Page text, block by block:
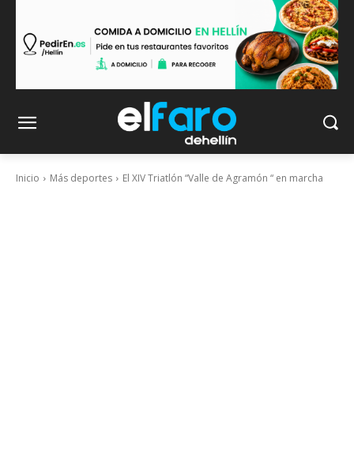
Inicio Más deportes El XIV Triatlón “Valle de Agramón “ en marcha